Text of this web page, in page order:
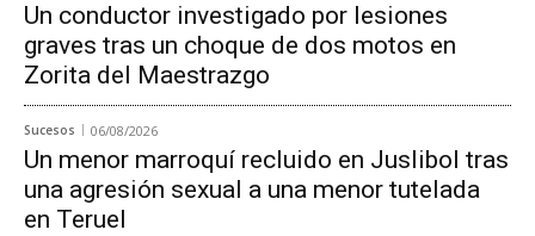
Un conductor investigado por lesiones
graves tras un choque de dos motos en
Zorita del Maestrazgo
Sucesos 06/08/2026
Un menor marroquí recluido en Juslibol tras
una agresión sexual a una menor tutelada
en Teruel